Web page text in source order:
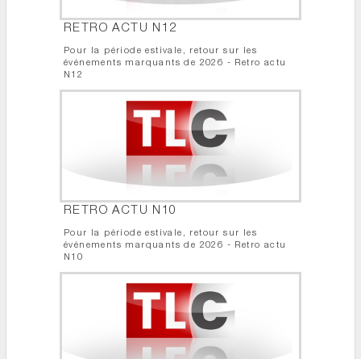
RETRO ACTU N12
Pour la période estivale, retour sur les
événements marquants de 2026 - Retro actu
N12
RETRO ACTU N10
Pour la période estivale, retour sur les
événements marquants de 2026 - Retro actu
N10